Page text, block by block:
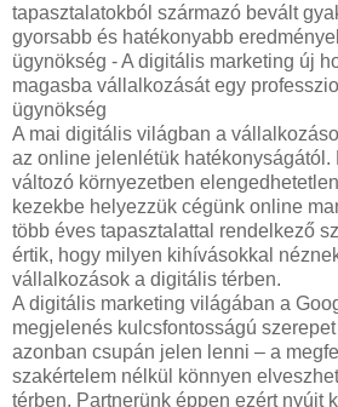
tapasztalatokból származó bevált
gyorsabb és hatékonyabb
ügynökség - A digitális marketing új
magasba vállalkozását egy
ügynökség
A mai digitális világban a
az online jelenlétük hatékonyságától.
változó környezetben
kezekbe helyezzük cégünk online
több éves tapasztalattal rendelkező
értik, hogy milyen kihívásokkal
vállalkozások a digitális térben.
A digitális marketing világában a
megjelenés kulcsfontosságú
azonban csupán jelen lenni – a
szakértelem nélkül könnyen
térben. Partnerünk éppen ezért nyújt